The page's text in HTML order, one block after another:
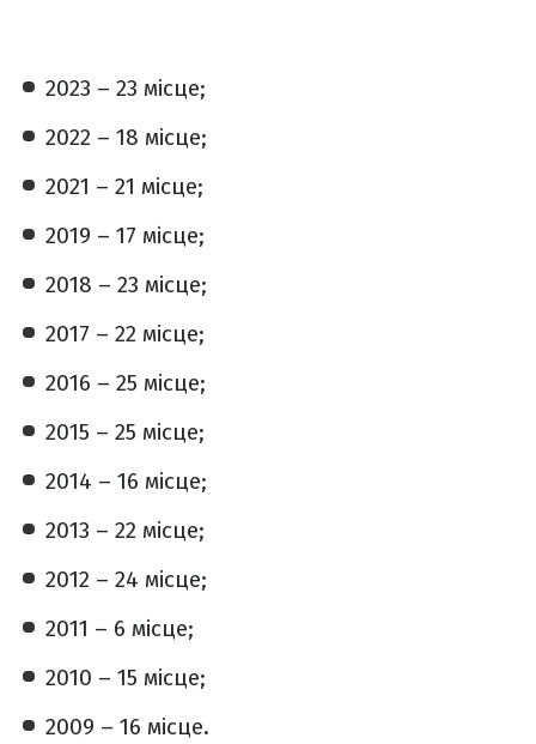
2023 – 23 місце;
2022 – 18 місце;
2021 – 21 місце;
2019 – 17 місце;
2018 – 23 місце;
2017 – 22 місце;
2016 – 25 місце;
2015 – 25 місце;
2014 – 16 місце;
2013 – 22 місце;
2012 – 24 місце;
2011 – 6 місце;
2010 – 15 місце;
2009 – 16 місце.